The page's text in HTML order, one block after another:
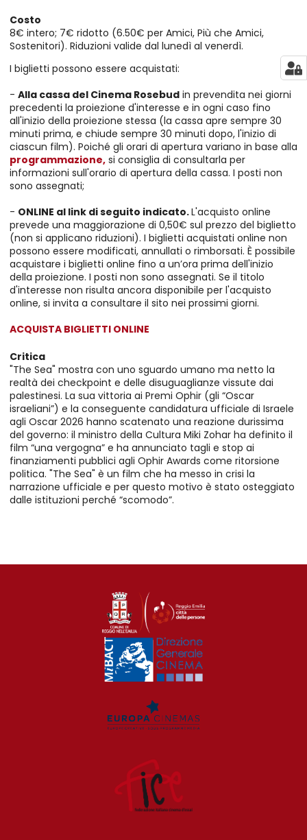
Costo
8€ intero; 7€ ridotto (6.50€ per Amici, Più che Amici,
Sostenitori). Riduzioni valide dal lunedì al venerdì.
I biglietti possono essere acquistati:
- Alla cassa del Cinema Rosebud in prevendita nei giorni
precedenti la proiezione d'interesse e in ogni caso fino
all'inizio della proiezione stessa (la cassa apre sempre 30
minuti prima, e chiude sempre 30 minuti dopo, l'inizio di
ciascun film). Poiché gli orari di apertura variano in base alla
programmazione, si consiglia di consultarla per
informazioni sull'orario di apertura della cassa. I posti non
sono assegnati;
- ONLINE al link di seguito indicato.L'acquisto online
prevede una maggiorazione di 0,50€ sul prezzo del biglietto
(non si applicano riduzioni). I biglietti acquistati online non
possono essere modificati, annullati o rimborsati. È possibile
acquistare i biglietti online fino a un’ora prima dell'inizio
della proiezione. I posti non sono assegnati. Se il titolo
d'interesse non risulta ancora disponibile per l'acquisto
online, si invita a consultare il sito nei prossimi giorni.
ACQUISTA BIGLIETTI ONLINE
Critica
"The Sea" mostra con uno sguardo umano ma netto la
realtà dei checkpoint e delle disuguaglianze vissute dai
palestinesi. La sua vittoria ai Premi Ophir (gli “Oscar
israeliani”) e la conseguente candidatura ufficiale di Israele
agli Oscar 2026 hanno scatenato una reazione durissima
del governo: il ministro della Cultura Miki Zohar ha definito il
film “una vergogna” e ha annunciato tagli e stop ai
finanziamenti pubblici agli Ophir Awards come ritorsione
politica. "The Sea" è un film che ha messo in crisi la
narrazione ufficiale e per questo motivo è stato osteggiato
dalle istituzioni perché “scomodo”.